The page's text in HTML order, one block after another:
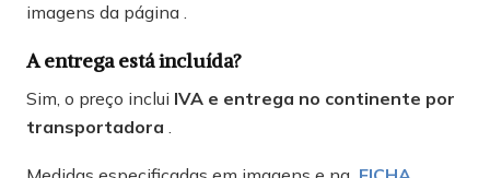
imagens da página .
A entrega está incluída?
Sim, o preço inclui IVA e entrega no continente por
transportadora .